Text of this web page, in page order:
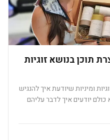
תוכן בנושא זוגיות
ומיניות שיודעת איך להנגיש
יודעים איך לדבר עליהם